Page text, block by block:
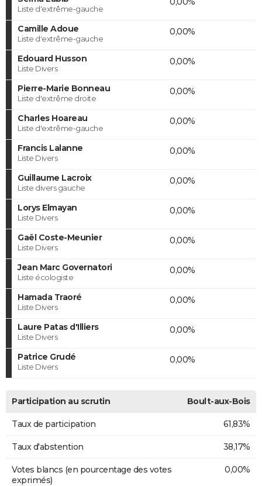
Liste d'extrême-gauche
Camille Adoue
Liste d'extrême-gauche
0,00%
Edouard Husson
Liste Divers
0,00%
Pierre-Marie Bonneau
Liste d'extrême droite
0,00%
Charles Hoareau
Liste d'extrême-gauche
0,00%
Francis Lalanne
Liste Divers
0,00%
Guillaume Lacroix
Liste divers gauche
0,00%
Lorys Elmayan
Liste Divers
0,00%
Gaël Coste-Meunier
Liste Divers
0,00%
Jean Marc Governatori
Liste écologiste
0,00%
Hamada Traoré
Liste Divers
0,00%
Laure Patas d'Illiers
Liste Divers
0,00%
Patrice Grudé
Liste Divers
0,00%
Participation au scrutin Boult-aux-Bois
Taux de participation 61,83%
Taux d'abstention 38,17%
Votes blancs (en pourcentage des votes
exprimés)
0,00%